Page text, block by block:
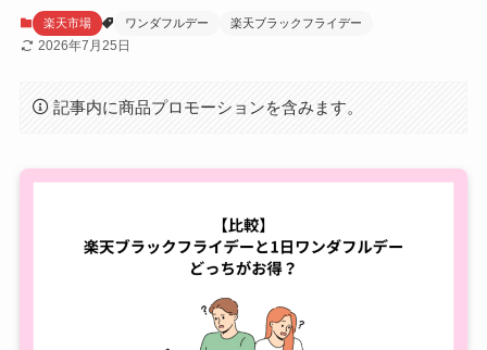
楽天市場 ワンダフルデー 楽天ブラックフライデー
2026年7月25日
記事内に商品プロモーションを含みます。